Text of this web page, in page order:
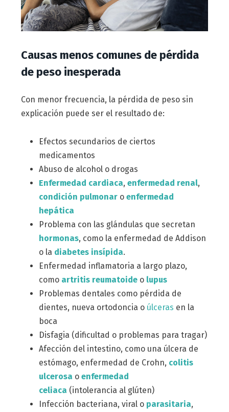
Causas menos comunes de pérdida
de peso inesperada
Con menor frecuencia, la pérdida de peso sin
explicación puede ser el resultado de:
Efectos secundarios de ciertos
medicamentos
Abuso de alcohol o drogas
Enfermedad cardiaca, enfermedad renal,
condición pulmonaro enfermedad
hepática
Problema con las glándulas que secretan
hormonas, como la enfermedad de Addison
o la diabetes insípida.
Enfermedad inflamatoria a largo plazo,
como artritis reumatoideo lupus
Problemas dentales como pérdida de
dientes, nueva ortodoncia o úlceras en la
boca
Disfagia (dificultad o problemas para tragar)
Afección del intestino, como una úlcera de
estómago, enfermedad de Crohn, colitis
ulcerosa o enfermedad
celiaca (intolerancia al glúten)
Infección bacteriana, viral o parasitaria,